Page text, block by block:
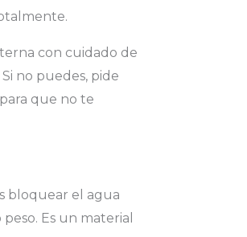
con cuidado de
no puedes, pide
que no te
bloquear el agua
Es un material